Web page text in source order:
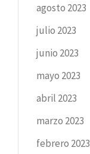
agosto 2023
julio 2023
junio 2023
mayo 2023
abril 2023
marzo 2023
febrero 2023